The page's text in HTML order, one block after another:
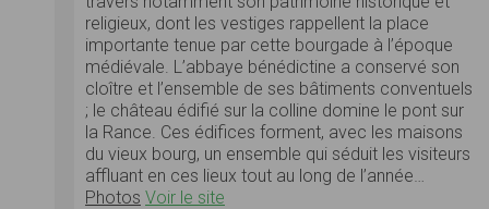
religieux, dont les vestiges rappellent la place
importante tenue par cette bourgade à l’époque
médiévale. L’abbaye bénédictine a conservé son
cloître et l’ensemble de ses bâtiments conventuels
; le château édifié sur la colline domine le pont sur
la Rance. Ces édifices forment, avec les maisons
du vieux bourg, un ensemble qui séduit les visiteurs
affluant en ces lieux tout au long de l’année…
Photos Voir le site